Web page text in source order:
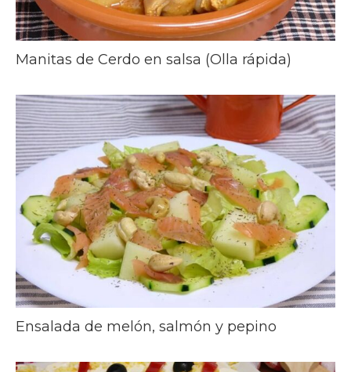
Manitas de Cerdo en salsa (Olla rápida)
Ensalada de melón, salmón y pepino